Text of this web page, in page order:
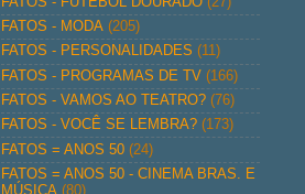
FATOS - MODA (205)
FATOS - PERSONALIDADES (11)
FATOS - PROGRAMAS DE TV (166)
FATOS - VAMOS AO TEATRO? (76)
FATOS - VOCÊ SE LEMBRA? (173)
FATOS = ANOS 50 (24)
FATOS = ANOS 50 - CINEMA BRAS. E
MÚSICA (80)